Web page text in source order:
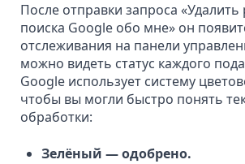
После отправки запроса «Удалить
поиска Google обо мне» он
отслеживания на панели
можно видеть статус каждого
Google использует систему
чтобы вы могли быстро понять
обработки:
Зелёный — одобрено.